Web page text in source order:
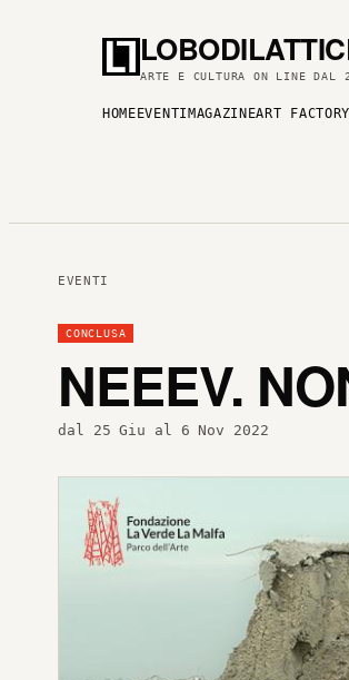
ARTE E CULTURA ON LINE DAL
HOME EVENTI MAGAZINEART
EVENTI
CONCLUSA
NEEEV.
dal 25 Giu al 6 Nov 2022